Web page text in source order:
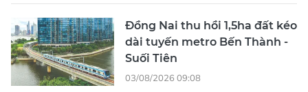
Đồng Nai thu hồi 1,5ha đất kéo
dài tuyến metro Bến Thành -
Suối Tiên
03/08/2026 09:08